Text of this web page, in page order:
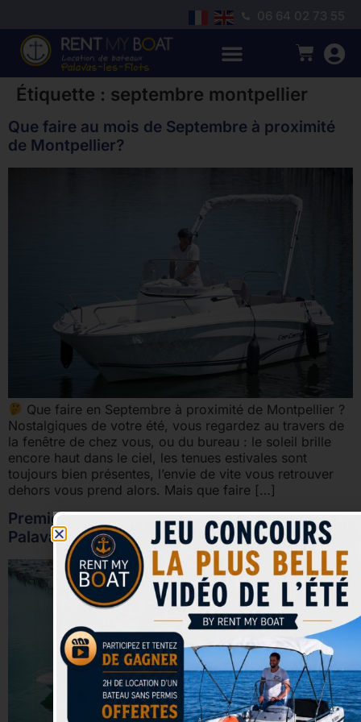
06 64 02 73 55
Étiquette : septembre montpellier
Que faire au mois de Septembre à proximité
de Montpellier?
Que faire en Septembre à proximité de Montpellier ?
Nostalgiques de votre été, vous regardez au travers de
la fenêtre de chez vous, ou du bureau : le soleil brille
encore haut dans le ciel, les tenues estivales sont
toujours bien présentes, l’envie de vite vous retrouver
dehors vous prend alors. Mais que faire […]
Premiers retours d’activité – Rent My Boat à
Palavas les Flots